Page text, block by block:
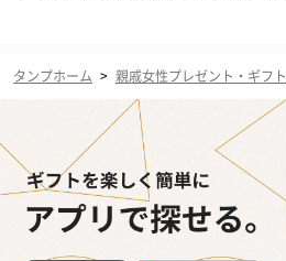
タンプホーム > 親戚女性プレゼント・ギフト